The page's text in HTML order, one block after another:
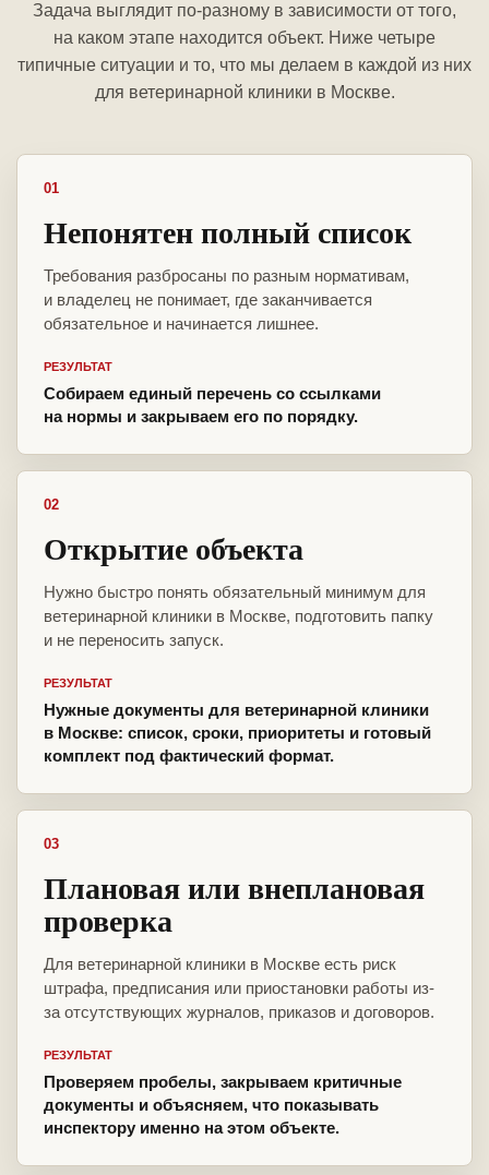
Задача выглядит по-разному в зависимости от того,
на каком этапе находится объект. Ниже четыре
типичные ситуации и то, что мы делаем в каждой из них
для ветеринарной клиники в Москве.
01
Непонятен полный список
Требования разбросаны по разным нормативам,
и владелец не понимает, где заканчивается
обязательное и начинается лишнее.
РЕЗУЛЬТАТ
Собираем единый перечень со ссылками
на нормы и закрываем его по порядку.
02
Открытие объекта
Нужно быстро понять обязательный минимум для
ветеринарной клиники в Москве, подготовить папку
и не переносить запуск.
РЕЗУЛЬТАТ
Нужные документы для ветеринарной клиники
в Москве: список, сроки, приоритеты и готовый
комплект под фактический формат.
03
Плановая или внеплановая
проверка
Для ветеринарной клиники в Москве есть риск
штрафа, предписания или приостановки работы из-
за отсутствующих журналов, приказов и договоров.
РЕЗУЛЬТАТ
Проверяем пробелы, закрываем критичные
документы и объясняем, что показывать
инспектору именно на этом объекте.